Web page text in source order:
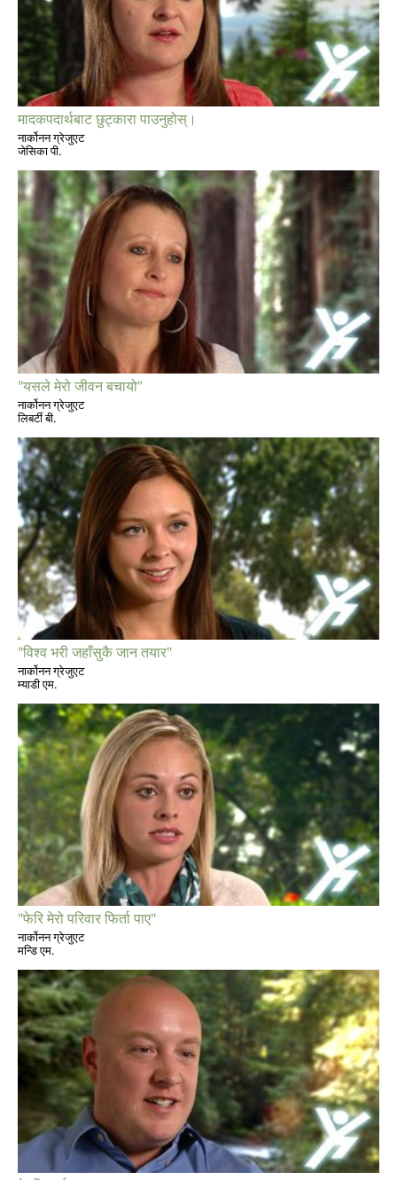
मादकपदार्थबाट छुट्कारा पाउनुहोस्।
नार्कोनन ग्रेजुएट
जेसिका पी.
"यसले मेरो जीवन बचायो”
नार्कोनन ग्रेजुएट
लिबर्टी बी.
"विश्व भरी जहाँसुकै जान तयार"
नार्कोनन ग्रेजुएट
म्याडी एम.
"फेरि मेरो परिवार फिर्ता पाए"
नार्कोनन ग्रेजुएट
मन्डि एम.